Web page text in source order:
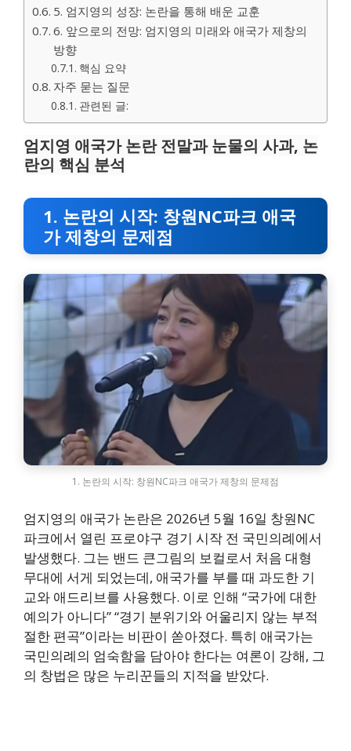
5. 엄지영의 성장: 논란을 통해 배운 교훈
6. 앞으로의 전망: 엄지영의 미래와 애국가 제창의
방향
핵심 요약
자주 묻는 질문
관련된 글:
엄지영 애국가 논란 전말과 눈물의 사과, 논
란의 핵심 분석
1. 논란의 시작: 창원NC파크 애국
가 제창의 문제점
1. 논란의 시작: 창원NC파크 애국가 제창의 문제점
엄지영의 애국가 논란은 2026년 5월 16일 창원NC
파크에서 열린 프로야구 경기 시작 전 국민의례에서
발생했다. 그는 밴드 큰그림의 보컬로서 처음 대형
무대에 서게 되었는데, 애국가를 부를 때 과도한 기
교와 애드리브를 사용했다. 이로 인해 “국가에 대한
예의가 아니다” “경기 분위기와 어울리지 않는 부적
절한 편곡”이라는 비판이 쏟아졌다. 특히 애국가는
국민의례의 엄숙함을 담아야 한다는 여론이 강해, 그
의 창법은 많은 누리꾼들의 지적을 받았다.